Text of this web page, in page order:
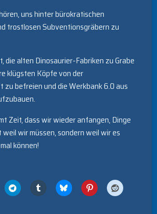
uns hinter bürokratischen
trostlosen Subventionsgräbern zu
die alten Dinosaurier-Fabriken zu Grabe
klügsten Köpfe von der
befreien und die Werkbank 6.0 aus
Zeit, dass wir wieder anfangen, Dinge
weil wir müssen, sondern weil wir es
können!